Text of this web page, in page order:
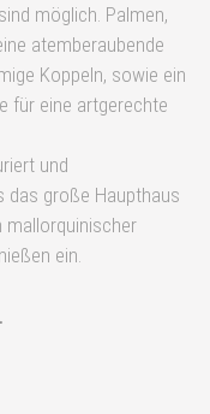
möglich. Palmen,
atemberaubende
Koppeln, sowie ein
für eine artgerechte
und
das große Haupthaus
mallorquinischer
ein.